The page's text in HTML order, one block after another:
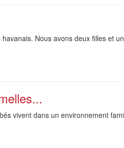
Nous avons deux filles et
vivent dans un environnement